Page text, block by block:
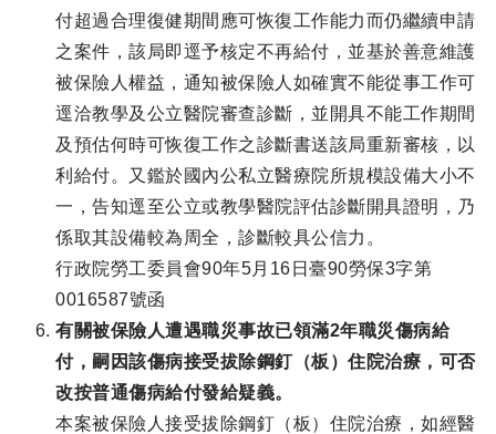
付超過合理復健期間應可恢復工作能力而仍繼續申請
之案件，該局即逕予核定不再給付，並基於善意維護
被保險人權益，通知被保險人如確實不能從事工作可
逕洽教學及公立醫院審查診斷，並開具不能工作期間
及預估何時可恢復工作之診斷書送該局重新審核，以
利給付。又鑑於國內公私立醫療院所規模設備大小不
一，告知逕至公立或教學醫院評估診斷開具證明，乃
係取其設備較為周全，診斷較具公信力。
行政院勞工委員會90年5月16日臺90勞保3字第
0016587號函
有關被保險人遭遇職災事故已領滿2年職災傷病給
付，嗣因該傷病接受拔除鋼釘（板）住院治療，可否
改按普通傷病給付發給疑義。
本案被保險人接受拔除鋼釘（板）住院治療，如經醫